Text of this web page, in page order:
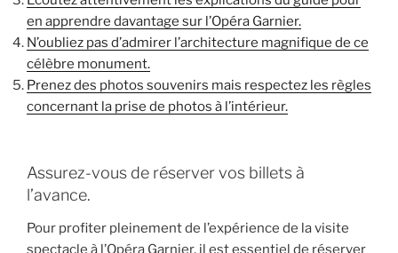
en apprendre davantage sur l’Opéra Garnier.
N’oubliez pas d’admirer l’architecture magnifique de ce
célèbre monument.
Prenez des photos souvenirs mais respectez les règles
concernant la prise de photos à l’intérieur.
Assurez-vous de réserver vos billets à
l’avance.
Pour profiter pleinement de l’expérience de la visite
spectacle à l’Opéra Garnier, il est essentiel de réserver